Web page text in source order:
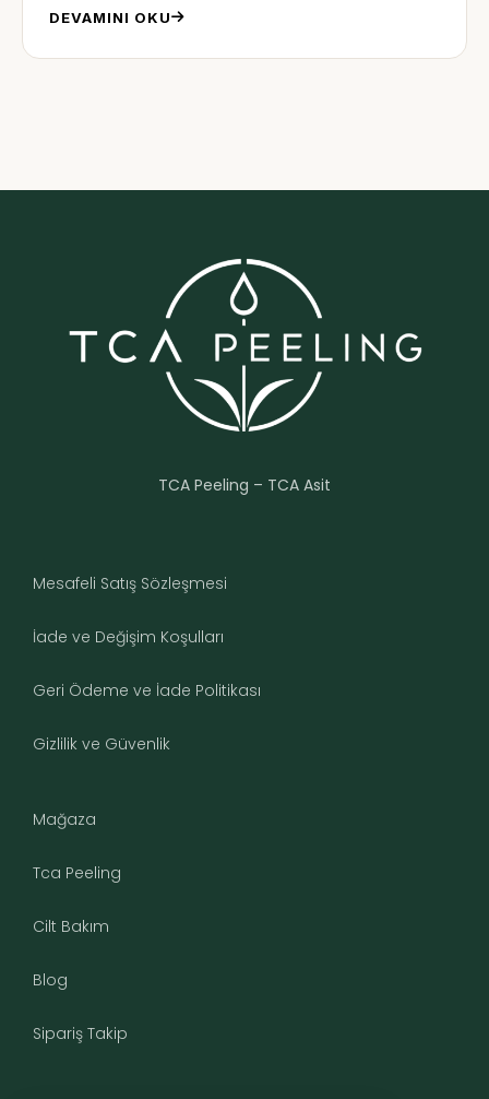
DEVAMINI OKU
TCA Peeling – TCA Asit
Mesafeli Satış Sözleşmesi
İade ve Değişim Koşulları
Geri Ödeme ve İade Politikası
Gizlilik ve Güvenlik
Mağaza
Tca Peeling
Cilt Bakım
Blog
Sipariş Takip